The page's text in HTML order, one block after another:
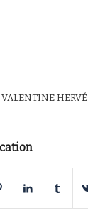
VALENTINE HERVÉ